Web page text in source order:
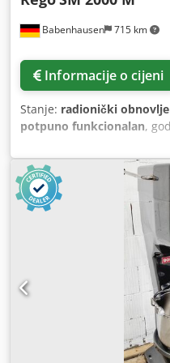
ploča/elektronički modul/
broj: 4/7 - Snaga motora:
- 650 o/min - Kapaciteti:
maks. 10 litara - Priključni
utičnica CEE 16 A -
Babenhausen 715 km
Informacije o cijeni
Stanje: radionički
potpuno funkcionalan,
, trajanje
400 V, Certificiran DGUV
16 A, ulazna frekvencija:50
TOP Rego model: SM 2000
s automatskim
funkcije: 1 x miješanje / 1
za tučenje Cjdpfx Aow Hk
nehrđajućeg čelika
Priključak 400V, 16A-CEE
radionice! Rabljeni stroj,
rezervnih dijelova Opcija:
za miješanje na skladištu!